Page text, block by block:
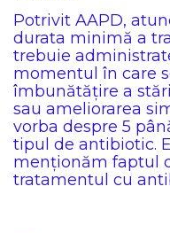
Potrivit AAPD,
durata minimă a
trebuie
momentul în care
îmbunătățire a
sau ameliorarea
vorba despre 5
tipul de antibiotic.
menționăm faptul
tratamentul cu